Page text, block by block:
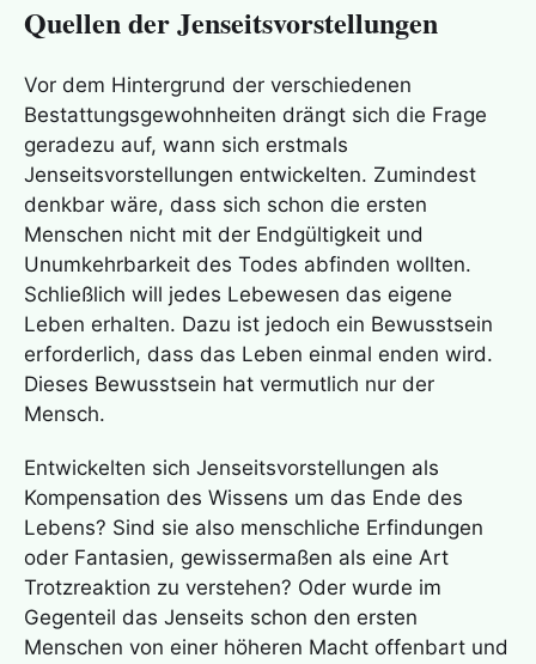
Quellen der Jenseitsvorstellungen
Vor dem Hintergrund der verschiedenen
Bestattungsgewohnheiten drängt sich die Frage
geradezu auf, wann sich erstmals
Jenseitsvorstellungen entwickelten. Zumindest
denkbar wäre, dass sich schon die ersten
Menschen nicht mit der Endgültigkeit und
Unumkehrbarkeit des Todes abfinden wollten.
Schließlich will jedes Lebewesen das eigene
Leben erhalten. Dazu ist jedoch ein Bewusstsein
erforderlich, dass das Leben einmal enden wird.
Dieses Bewusstsein hat vermutlich nur der
Mensch.
Entwickelten sich Jenseitsvorstellungen als
Kompensation des Wissens um das Ende des
Lebens? Sind sie also menschliche Erfindungen
oder Fantasien, gewissermaßen als eine Art
Trotzreaktion zu verstehen? Oder wurde im
Gegenteil das Jenseits schon den ersten
Menschen von einer höheren Macht offenbart und